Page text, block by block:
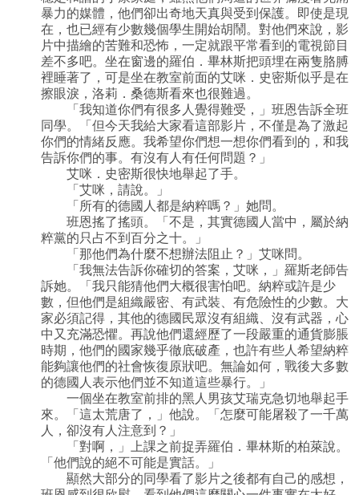
暴力的媒體，他們卻出奇地天真與受到保護。即使是現
在，也已經有少數幾個學生開始胡鬧。對他們來說，影
片中描繪的苦難和恐怖，一定就跟平常看到的電視節目
差不多吧。坐在窗邊的羅伯．畢林斯把頭埋在兩隻胳膊
裡睡著了，可是坐在教室前面的艾咪．史密斯似乎是在
擦眼淚，洛莉．桑德斯看來也很難過。
「我知道你們有很多人覺得難受，」班恩告訴全班
同學。「但今天我給大家看這部影片，不僅是為了激起
你們的情緒反應。我希望你們想一想你們看到的，和我
告訴你們的事。有沒有人有任何問題？」
艾咪．史密斯很快地舉起了手。
「艾咪，請說。」
「所有的德國人都是納粹嗎？」她問。
班恩搖了搖頭。「不是，其實德國人當中，屬於納
粹黨的只占不到百分之十。」
「那他們為什麼不想辦法阻止？」艾咪問。
「我無法告訴你確切的答案，艾咪，」羅斯老師告
訴她。「我只能猜他們大概很害怕吧。納粹或許是少
數，但他們是組織嚴密、有武裝、有危險性的少數。大
家必須記得，其他的德國民眾沒有組織、沒有武器，心
中又充滿恐懼。再說他們還經歷了一段嚴重的通貨膨脹
時期，他們的國家幾乎徹底破產，也許有些人希望納粹
能夠讓他們的社會恢復原狀吧。無論如何，戰後大多數
的德國人表示他們並不知道這些暴行。」
一個坐在教室前排的黑人男孩艾瑞克急切地舉起手
來。「這太荒唐了，」他說。「怎麼可能屠殺了一千萬
人，卻沒有人注意到？」
「對啊，」上課之前捉弄羅伯．畢林斯的柏萊說。
「他們說的絕不可能是實話。」
顯然大部分的同學看了影片之後都有自己的感想，